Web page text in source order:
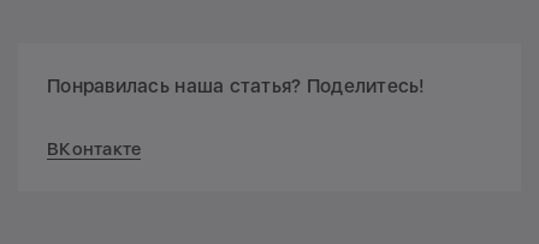
Понравилась наша статья? Поделитесь!
ВКонтакте